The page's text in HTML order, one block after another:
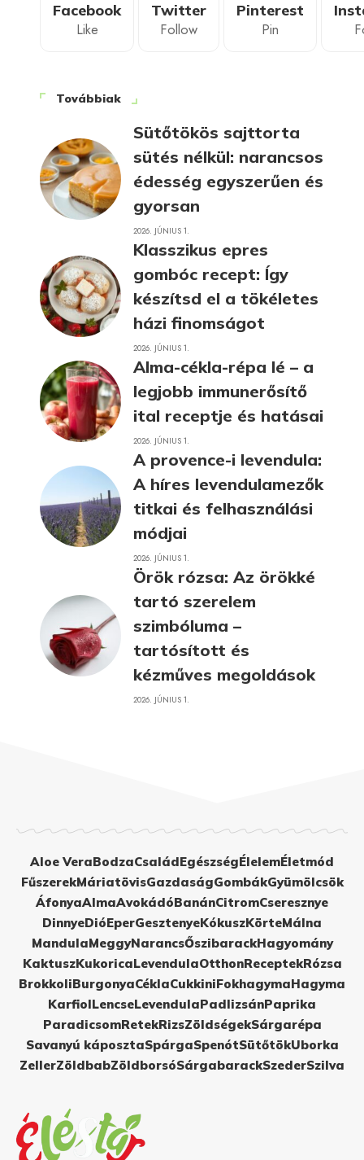
Facebook
Like
Twitter
Follow
Pinterest
Pin
Továbbiak
Sütőtökös sajttorta
sütés nélkül: narancsos
édesség egyszerűen és
gyorsan
2026. JÚNIUS 1.
Klasszikus epres
gombóc recept: Így
készítsd el a tökéletes
házi finomságot
2026. JÚNIUS 1.
Alma-cékla-répa lé – a
legjobb immunerősítő
ital receptje és hatásai
2026. JÚNIUS 1.
A provence-i levendula:
A híres levendulamezők
titkai és felhasználási
módjai
2026. JÚNIUS 1.
Örök rózsa: Az örökké
tartó szerelem
szimbóluma –
tartósított és
kézműves megoldások
2026. JÚNIUS 1.
Aloe VeraBodzaCsaládEgészségÉlelemÉletmód
FűszerekMáriatövisGazdaságGombákGyümölcsök
ÁfonyaAlmaAvokádóBanánCitromCseresznye
DinnyeDióEperGesztenyeKókuszKörteMálna
MandulaMeggyNarancsŐszibarackHagyomány
KaktuszKukoricaLevendulaOtthonReceptekRózsa
BrokkoliBurgonyaCéklaCukkiniFokhagymaHagyma
KarfiolLencseLevendulaPadlizsánPaprika
ParadicsomRetekRizsZöldségekSárgarépa
Savanyú káposztaSpárgaSpenótSütőtökUborka
ZellerZöldbabZöldborsóSárgabarackSzederSzilva